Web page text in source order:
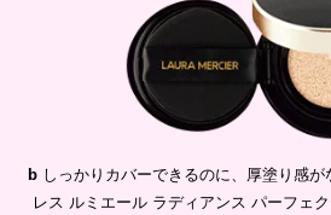
b しっかりカバーできるのに、厚塗り感
レス ルミエール ラディアンス パーフェ